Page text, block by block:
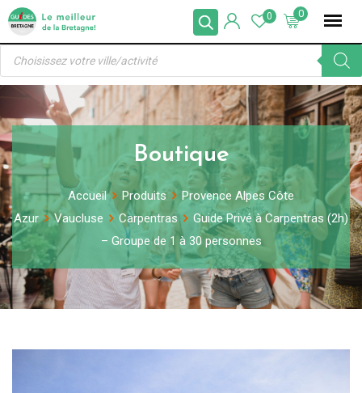
Skip
content
0
0
Recherche
produits
Boutique
Accueil Produits
Provence Alpes Côte
Azur
Vaucluse Carpentras
Guide Privé à Carpentras (2h)
– Groupe de 1 à 30 personnes